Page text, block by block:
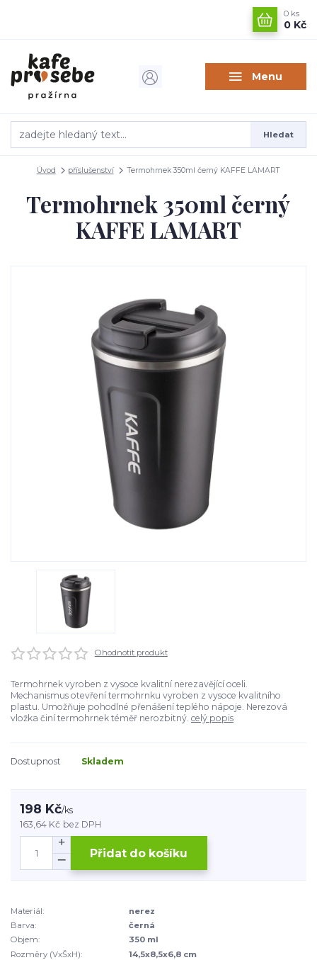
Menu
Hledat
0 ks
0 Kč
Úvod příslušenství Termohrnek 350ml černý KAFFE LAMART
Termohrnek 350ml černý
KAFFE LAMART
Ohodnotit produkt
Termohrnek vyroben z vysoce kvalitní nerezavějící oceli.
Mechanismus otevření termohrnku vyroben z vysoce kvalitního
plastu. Umožňuje pohodlné přenášení teplého nápoje. Nerezová
vložka činí termohrnek téměř nerozbitný. celý popis
Dostupnost Skladem
198 Kč/ks
163,64 Kč bez DPH
Přidat do košíku
Materiál:
nerez
Barva:
černá
Objem:
350 ml
Rozměry (VxŠxH):
14,5x8,5x6,8 cm